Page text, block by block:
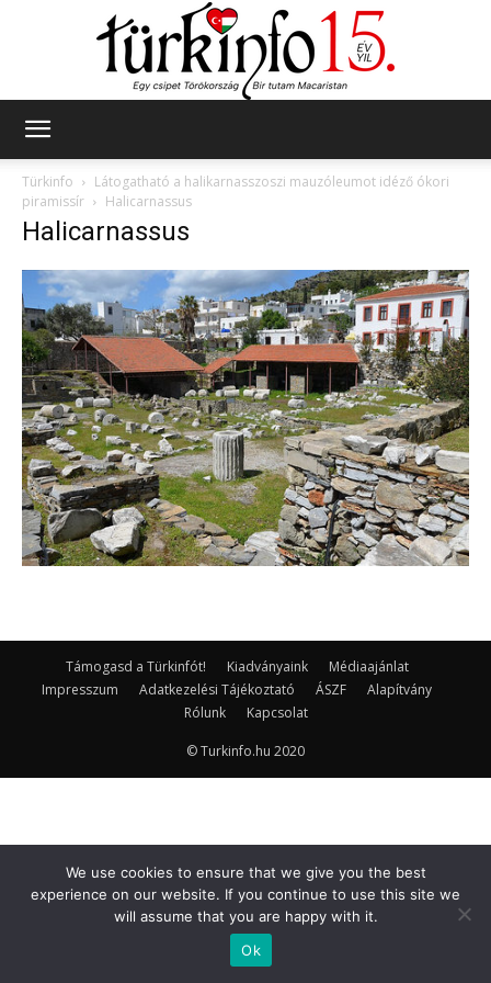
Türkinfo
Látogatható a halikarnasszoszi mauzóleumot idéző ókori
piramissír
Halicarnassus
Halicarnassus
Támogasd a Türkinfót! Kiadványaink
Médiaajánlat
Impresszum
Adatkezelési Tájékoztató ÁSZF
Alapítvány
Rólunk
Kapcsolat
© Turkinfo.hu 2020
We use cookies to ensure that we give you the best
experience on our website. If you continue to use this site we
will assume that you are happy with it.
Ok